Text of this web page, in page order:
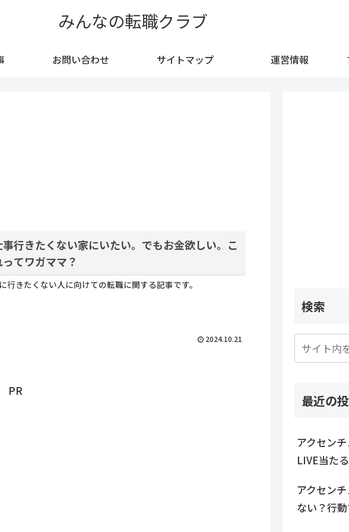
みんなの転職クラブ
お問い合わせ サイトマップ 運営情報
事行きたくない家にいたい。でもお金欲しい。こ
ってワガママ？
行きたくない人に向けての転職に関する記事です。
2024.10.21
PR
検索
最近の
アクセン
LIVE当た
アクセン
ない？行